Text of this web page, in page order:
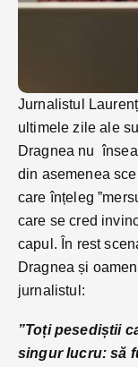
Jurnalistul
ultimele zile ale
Dragnea nu
din asemenea
care înțeleg
care se cred
capul. În rest
Dragnea și
jurnalistul:
”Toți pesediștii
singur lucru: să